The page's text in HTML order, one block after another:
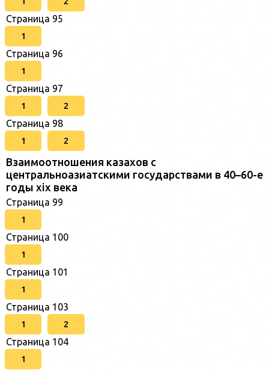
Страница 95
1
Страница 96
1
Страница 97
1 2
Страница 98
1 2
Взаимоотношения казахов с
центральноазиатскими государствами в 40–60-е
годы xix века
Страница 99
1
Страница 100
1
Страница 101
1
Страница 103
1 2
Страница 104
1